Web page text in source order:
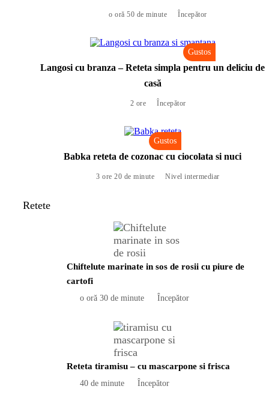
o oră 50 de minute Începător
Gustos
Langosi cu branza – Reteta simpla pentru un deliciu de
casă
2 ore Începător
Gustos
Babka reteta de cozonac cu ciocolata si nuci
3 ore 20 de minute Nivel intermediar
Retete
Chiftelute marinate in sos de rosii cu piure de
cartofi
o oră 30 de minute Începător
Reteta tiramisu – cu mascarpone si frisca
40 de minute Începător